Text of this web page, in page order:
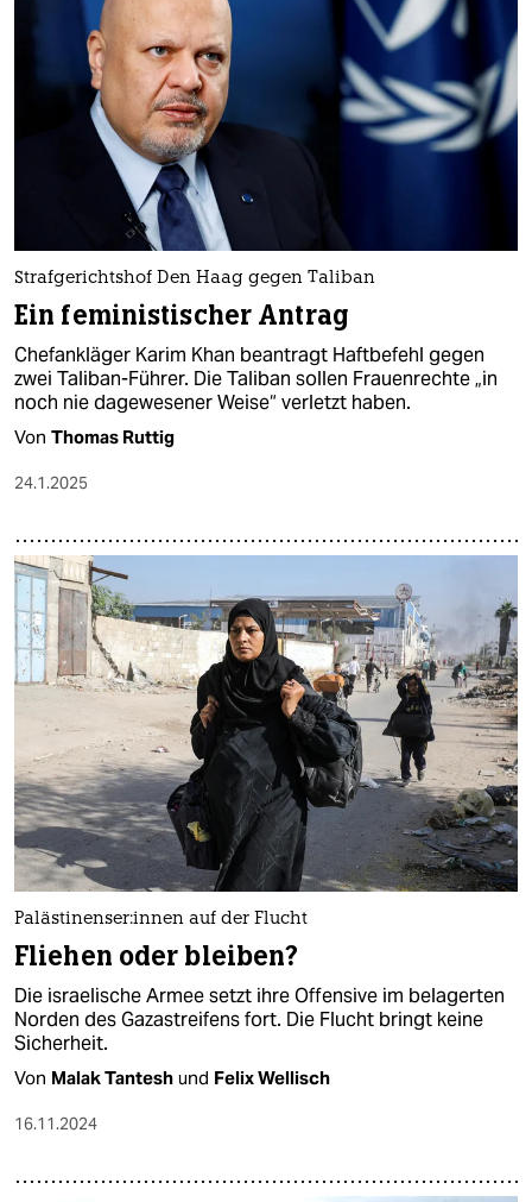
Strafgerichtshof Den Haag gegen Taliban
Ein feministischer Antrag
Chefankläger Karim Khan beantragt Haftbefehl gegen
zwei Taliban-Führer. Die Taliban sollen Frauenrechte „in
noch nie dagewesener Weise“ verletzt haben.
Von Thomas Ruttig
24.1.2025
Pa­läs­ti­nen­se­r:in­nen auf der Flucht
Fliehen oder bleiben?
Die israelische Armee setzt ihre Offensive im belagerten
Norden des Gazastreifens fort. Die Flucht bringt keine
Sicherheit.
Von Malak Tantesh und Felix Wellisch
16.11.2024